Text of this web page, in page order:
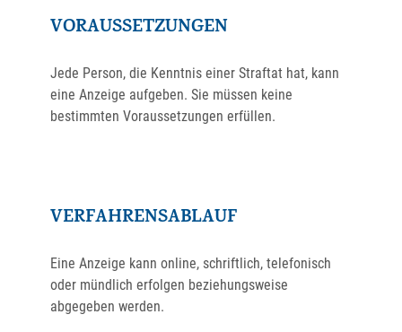
VORAUSSETZUNGEN
Jede Person, die Kenntnis einer Straftat hat, kann
eine Anzeige aufgeben. Sie müssen keine
bestimmten Voraussetzungen erfüllen.
VERFAHRENSABLAUF
Eine Anzeige kann online, schriftlich, telefonisch
oder mündlich erfolgen beziehungsweise
abgegeben werden.